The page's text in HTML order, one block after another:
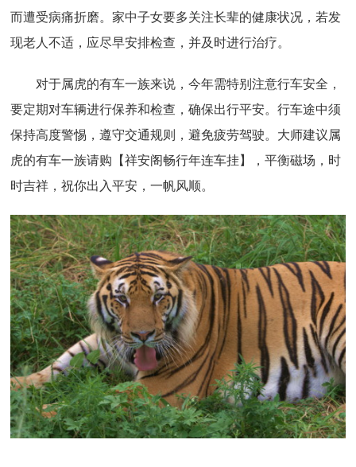
而遭受病痛折磨。家中子女要多关注长辈的健康状况，若发
现老人不适，应尽早安排检查，并及时进行治疗。
对于属虎的有车一族来说，今年需特别注意行车安全，
要定期对车辆进行保养和检查，确保出行平安。行车途中须
保持高度警惕，遵守交通规则，避免疲劳驾驶。大师建议属
虎的有车一族请购【祥安阁畅行年连车挂】，平衡磁场，时
时吉祥，祝你出入平安，一帆风顺。